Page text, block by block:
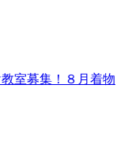
室募集！８月着物